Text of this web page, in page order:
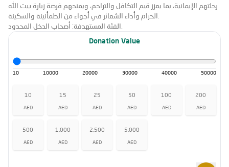
رحلتهم الإيمانية، بما يعزز قيم التكافل والتراحم، ويمنحهم فرصة زيارة بيت الله
الفئة المستهدفة:
Donation Value
10 10000 20000 30000 40000 50000
10
AED
15
AED
25
AED
50
AED
100
AED
200
AED
500
AED
1,000
AED
2,500
AED
5,000
AED